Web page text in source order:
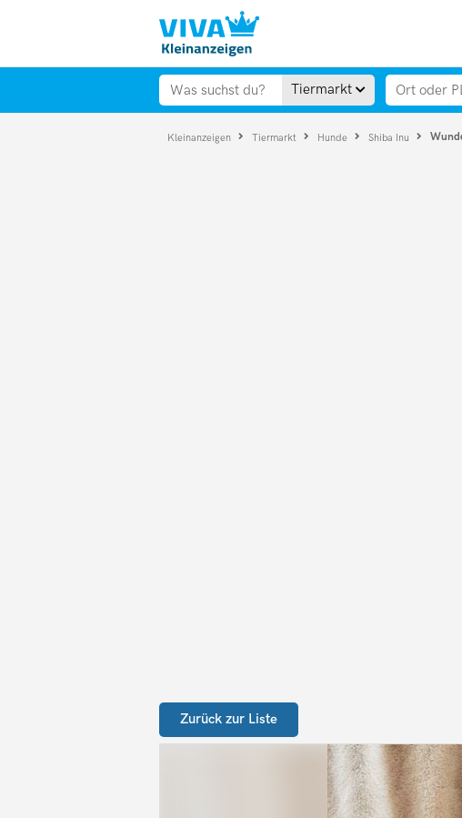
Tiermarkt
Kleinanzeigen Tiermarkt Hunde Shiba Inu
Zurück zur Liste